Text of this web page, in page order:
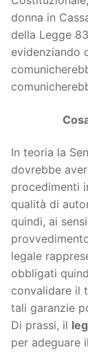
donna in
della Legge
evidenziando
In teoria la
dovrebbe
procedimenti
qualità di
quindi, ai
legale
obbligati
convalidare il
tali garanzie
Di prassi, il
per adeguare